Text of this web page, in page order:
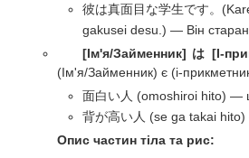
彼は真面目な学生です。
gakusei desu.) — Він
[Ім'я/Займенник] は [І-
(Ім'я/Займенник) є (і-
面白い人 (omoshiroi hito) —
背が高い人 (se ga takai
Опис частин тіла та рис: